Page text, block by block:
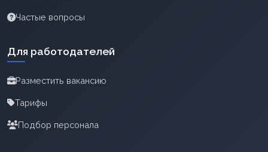
Частые вопросы
Для работодателей
Разместить вакансию
Тарифы
Подбор персонала